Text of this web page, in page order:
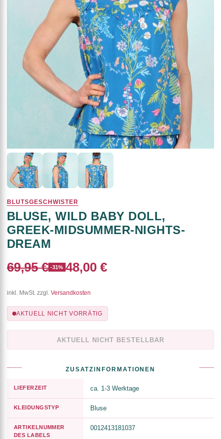
BLUTSGESCHWISTER
BLUSE, WILD BABY DOLL,
GREEK-MIDSUMMER-NIGHTS-
DREAM
69,95 € -31% 48,00 €
inkl. MwSt. zzgl. Versandkosten
AKTUELL NICHT VORRÄTIG
AKTUELL NICHT BESTELLBAR
ZUSATZINFORMATIONEN
LIEFERZEIT ca. 1-3 Werktage
KLEIDUNGSTYP Bluse
ARTIKELNUMMER
DES LABELS
0012413181037